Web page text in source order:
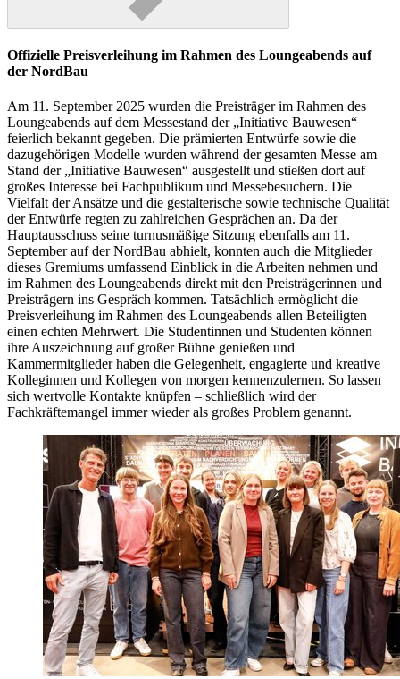
Offizielle Preisverleihung im Rahmen des Loungeabends auf
der NordBau
Am 11. September 2025 wurden die Preisträger im Rahmen des
Loungeabends auf dem Messestand der „Initiative Bauwesen“
feierlich bekannt gegeben. Die prämierten Entwürfe sowie die
dazugehörigen Modelle wurden während der gesamten Messe am
Stand der „Initiative Bauwesen“ ausgestellt und stießen dort auf
großes Interesse bei Fachpublikum und Messebesuchern. Die
Vielfalt der Ansätze und die gestalterische sowie technische Qualität
der Entwürfe regten zu zahlreichen Gesprächen an. Da der
Hauptausschuss seine turnusmäßige Sitzung ebenfalls am 11.
September auf der NordBau abhielt, konnten auch die Mitglieder
dieses Gremiums umfassend Einblick in die Arbeiten nehmen und
im Rahmen des Loungeabends direkt mit den Preisträgerinnen und
Preisträgern ins Gespräch kommen. Tatsächlich ermöglicht die
Preisverleihung im Rahmen des Loungeabends allen Beteiligten
einen echten Mehrwert. Die Studentinnen und Studenten können
ihre Auszeichnung auf großer Bühne genießen und
Kammermitglieder haben die Gelegenheit, engagierte und kreative
Kolleginnen und Kollegen von morgen kennenzulernen. So lassen
sich wertvolle Kontakte knüpfen – schließlich wird der
Fachkräftemangel immer wieder als großes Problem genannt.